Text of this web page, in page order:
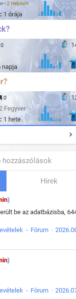
-2 Helyszín
1 órája
0
napja
0
Fegyver
1 hete
hozzászólások
Hirek
)
- Fórum ·
)
- Fórum ·